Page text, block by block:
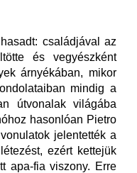
családjával az
és vegyészként
árnyékában, mikor
mindig a
útvonalak világába
hasonlóan Pietro
jelentették a
ezért kettejük
apa-fia viszony. Erre